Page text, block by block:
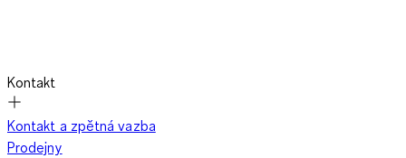
barevným tričkem. Černé a bordó přidají na eleganci. Pokud
máš rád výraznější vzory, zvol inspirovaný asijským kimono
stylem nebo orientálním paisley potiskem.
Kontakt
Kontakt a zpětná vazba
Prodejny